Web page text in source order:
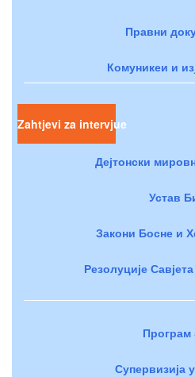
Правни
Комуникеи и
Zahtjevi za intervjue
Дејтонски
Устав
Закони Босне и
Резолуције
Програм
Супервизија